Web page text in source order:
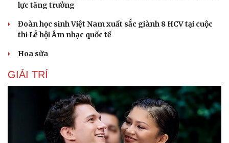
lực tăng trưởng
Đoàn học sinh Việt Nam xuất sắc giành 8 HCV tại cuộc
thi Lễ hội Âm nhạc quốc tế
Hoa sữa
GIẢI TRÍ